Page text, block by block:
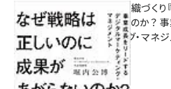
成果を生む組織づく
があがらないのか？
マーケティング・マネ
10:00